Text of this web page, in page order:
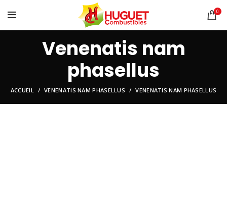
0
Venenatis nam
phasellus
ACCUEIL VENENATIS NAM PHASELLUS VENENATIS NAM PHASELLUS